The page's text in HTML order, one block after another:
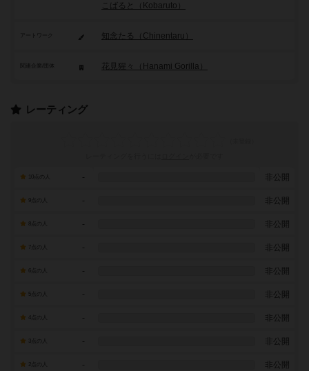
こばると（Kobaruto）
アートワーク 知念たる（Chinentaru）
花見猩々（Hanami Gorilla）
レーティング
- 非公開
- 非公開
- 非公開
7点の人 - 非公開
- 非公開
- 非公開
- 非公開
- 非公開
- 非公開